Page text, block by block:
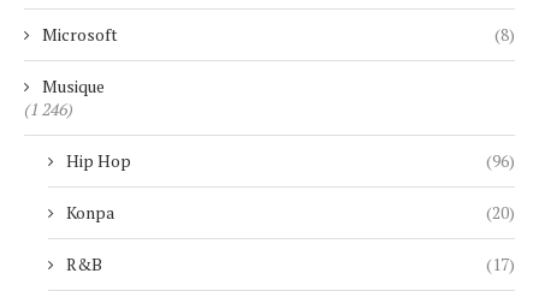
Microsoft (8)
Musique
(1 246)
Hip Hop (96)
Konpa (20)
R&B (17)